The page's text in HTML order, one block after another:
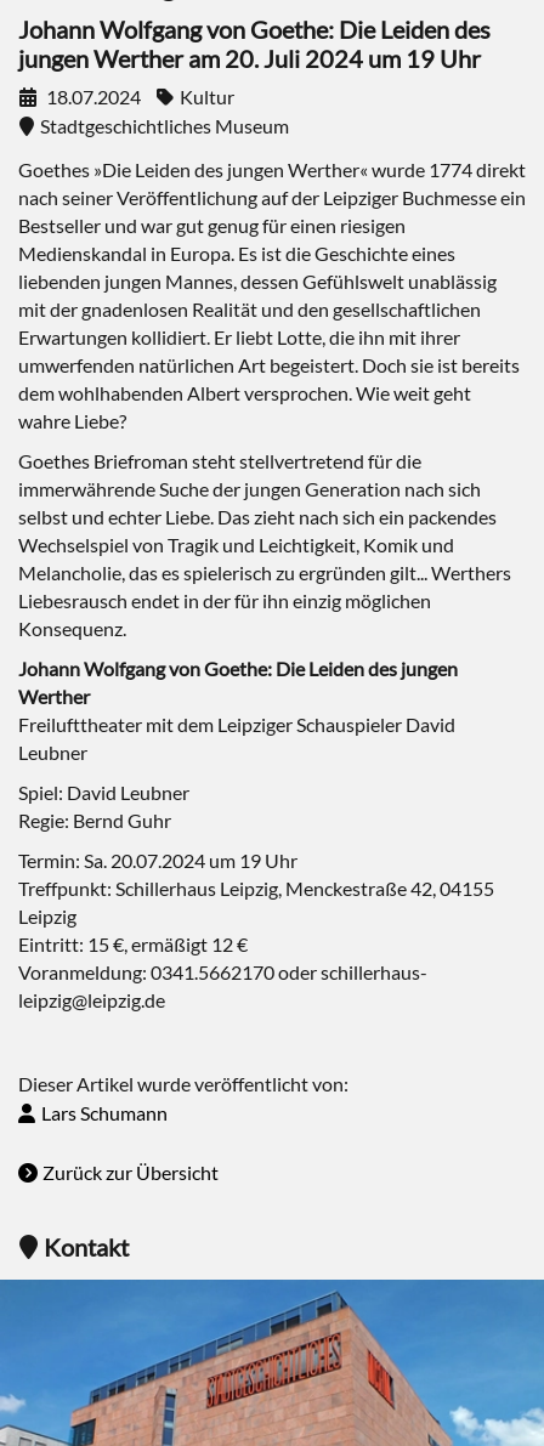
Johann Wolfgang von Goethe: Die Leiden des
jungen Werther am 20. Juli 2024 um 19 Uhr
18.07.2024
Kultur
Stadtgeschichtliches Museum
Goethes »Die Leiden des jungen Werther« wurde 1774 direkt
nach seiner Veröffentlichung auf der Leipziger Buchmesse ein
Bestseller und war gut genug für einen riesigen
Medienskandal in Europa. Es ist die Geschichte eines
liebenden jungen Mannes, dessen Gefühlswelt unablässig
mit der gnadenlosen Realität und den gesellschaftlichen
Erwartungen kollidiert. Er liebt Lotte, die ihn mit ihrer
umwerfenden natürlichen Art begeistert. Doch sie ist bereits
dem wohlhabenden Albert versprochen. Wie weit geht
wahre Liebe?
Goethes Briefroman steht stellvertretend für die
immerwährende Suche der jungen Generation nach sich
selbst und echter Liebe. Das zieht nach sich ein packendes
Wechselspiel von Tragik und Leichtigkeit, Komik und
Melancholie, das es spielerisch zu ergründen gilt... Werthers
Liebesrausch endet in der für ihn einzig möglichen
Konsequenz.
Johann Wolfgang von Goethe: Die Leiden des jungen
Werther
Freilufttheater mit dem Leipziger Schauspieler David
Leubner
Spiel: David Leubner
Regie: Bernd Guhr
Termin: Sa. 20.07.2024 um 19 Uhr
Treffpunkt: Schillerhaus Leipzig, Menckestraße 42, 04155
Leipzig
Eintritt: 15 €, ermäßigt 12 €
Voranmeldung: 0341.5662170 oder schillerhaus-
leipzig@leipzig.de
Dieser Artikel wurde veröffentlicht von:
Lars Schumann
Zurück zur Übersicht
Kontakt